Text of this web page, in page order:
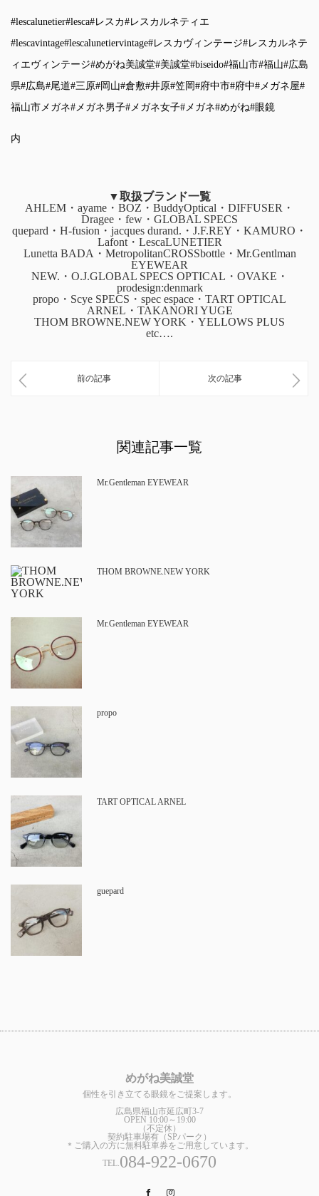
#lescalunetier#lesca#レスカ#レスカルネティエ
#lescavintage#lescalunetiervintage#レスカヴィンテージ#レスカルネテ
ィエヴィンテージ#めがね美誠堂#美誠堂#biseido#福山市#福山#広島
県#広島#尾道#三原#岡山#倉敷#井原#笠岡 #府中市#府中#メガネ屋#
福山市メガネ#メガネ男子#メガネ女子#メガネ#めがね#眼鏡
内
▼取扱ブランド一覧
AHLEM・ayame・BOZ・BuddyOptical・DIFFUSER・
Dragee・few・GLOBAL SPECS
quepard・H-fusion・jacques durand.・J.F.REY・KAMURO・
Lafont・LescaLUNETIER
Lunetta BADA・MetropolitanCROSSbottle・Mr.Gentlman
EYEWEAR
NEW.・O.J.GLOBAL SPECS OPTICAL・OVAKE・
prodesign:denmark
propo・Scye SPECS・spec espace・TART OPTICAL
ARNEL・TAKANORI YUGE
THOM BROWNE.NEW YORK・YELLOWS PLUS
etc….
前の記事 次の記事
関連記事一覧
Mr.Gentleman EYEWEAR
THOM BROWNE.NEW YORK
Mr.Gentleman EYEWEAR
propo
TART OPTICAL ARNEL
guepard
めがね美誠堂
個性を引き立てる眼鏡をご提案します。
広島県福山市延広町3-7
OPEN 10:00～19:00
（不定休）
契約駐車場有（SPパーク）
＊ご購入の方に無料駐車券をご用意しています。
TEL.084-922-0670
Facebook